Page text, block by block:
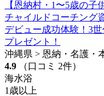
【恩納村・1〜5歳の
チャイルドコーチング
デビュー成功体験！3
プレゼント！
沖縄県 > 恩納・名護・
4.9
（口コミ 2件）
海水浴
1歳以上